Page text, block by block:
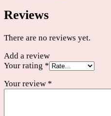
Reviews
There are no reviews yet.
Add a review
Your rating *
Your review *